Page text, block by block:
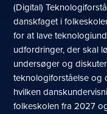
(Digital)
danskfaget i
for at lave
udfordringer, der skal
undersøger og
teknologiforståelse og
hvilken
folkeskolen fra 2027